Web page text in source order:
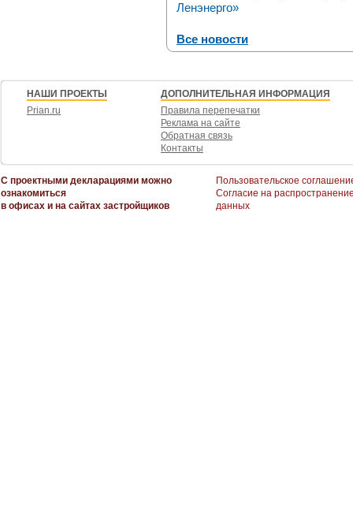
Ленэнерго»
Все новости
НАШИ ПРОЕКТЫ
Prian.ru
ДОПОЛНИТЕЛЬНАЯ ИНФОРМАЦИЯ
Правила перепечатки
Реклама на сайте
Обратная связь
Контакты
С проектными декларациями можно
ознакомиться
в офисах и на сайтах застройщиков
Пользовательское
Согласие на
данных